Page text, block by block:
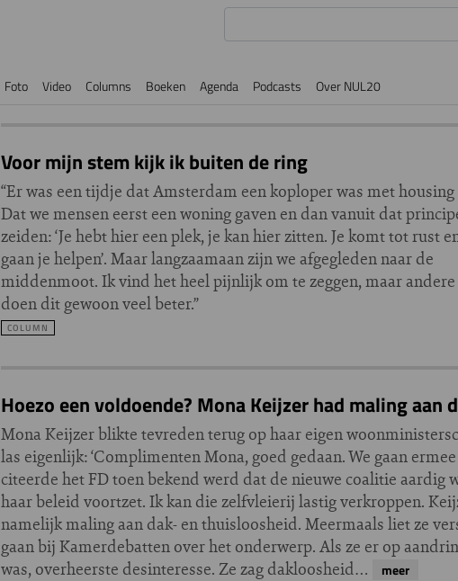
Foto Video Columns Boeken Agenda Podcasts Over NUL20
Voor mijn stem kijk ik buiten de ring
“Er was een tijdje dat Amsterdam een koploper was met
Dat we mensen eerst een woning gaven en dan vanuit dat
zeiden: ‘Je hebt hier een plek, je kan hier zitten. Je komt tot rust
gaan je helpen’. Maar langzaamaan zijn we afgegleden naar de
middenmoot. Ik vind het heel pijnlijk om te zeggen, maar
doen dit gewoon veel beter.”
COLUMN
Hoezo een voldoende? Mona Keijzer had maling aan
Mona Keijzer blikte tevreden terug op haar eigen
las eigenlijk: ‘Complimenten Mona, goed gedaan. We gaan ermee
citeerde het FD toen bekend werd dat de nieuwe coalitie aardig
haar beleid voortzet. Ik kan die zelfvleierij lastig verkroppen.
namelijk maling aan dak- en thuisloosheid. Meermaals liet ze
gaan bij Kamerdebatten over het onderwerp. Als ze er op
was, overheerste desinteresse. Ze zag dakloosheid…
meer